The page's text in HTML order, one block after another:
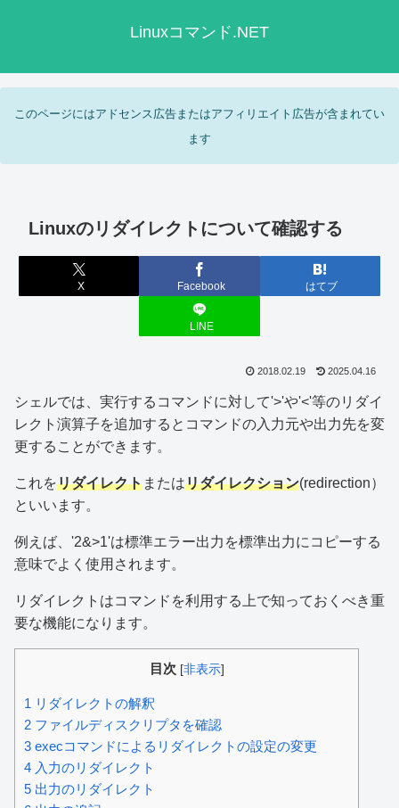
Linuxコマンド.NET
このページにはアドセンス広告またはアフィリエイト広告が含まれてい
ます
Linuxのリダイレクトについて確認する
X Facebook はてブ
LINE
2018.02.19 2025.04.16
シェルでは、実行するコマンドに対して'>'や'<'等のリダイ
レクト演算子を追加するとコマンドの入力元や出力先を変
更することができます。
これをリダイレクトまたはリダイレクション(redirection）
といいます。
例えば、'2&>1'は標準エラー出力を標準出力にコピーする
意味でよく使用されます。
リダイレクトはコマンドを利用する上で知っておくべき重
要な機能になります。
目次 [非表示]
1 リダイレクトの解釈
2 ファイルディスクリプタを確認
3 execコマンドによるリダイレクトの設定の変更
4 入力のリダイレクト
5 出力のリダイレクト